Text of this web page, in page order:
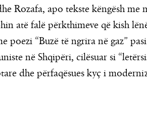
Rozafa, apo tekste këngësh me
atë falë përkthimeve që kish
poezi “Buzë të ngrira në gaz”
në Shqipëri, cilësuar si
dhe përfaqësues kyç i